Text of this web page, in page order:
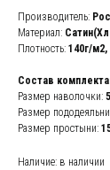
Производитель:
Материал:
Плотность: 140г/м2,
Состав
Размер наволочки:
Размер
Размер простыни:
Наличие: в наличии